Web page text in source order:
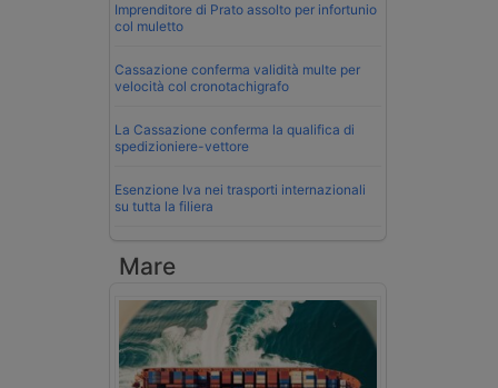
Imprenditore di Prato assolto per infortunio
col muletto
Cassazione conferma validità multe per
velocità col cronotachigrafo
La Cassazione conferma la qualifica di
spedizioniere-vettore
Esenzione Iva nei trasporti internazionali
su tutta la filiera
Mare